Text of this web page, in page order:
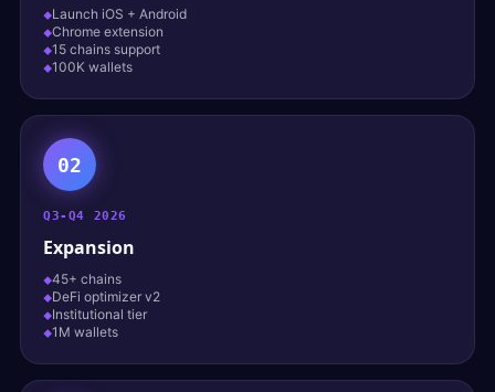
Launch iOS + Android
Chrome extension
15 chains support
100K wallets
02
Q3-Q4 2026
Expansion
45+ chains
DeFi optimizer v2
Institutional tier
1M wallets